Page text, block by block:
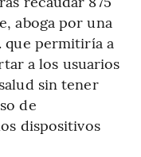
aboga por una
que permitiría a
a los usuarios
sin tener
de
dispositivos